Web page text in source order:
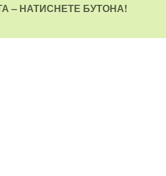
– НАТИСНЕТЕ БУТОНА!